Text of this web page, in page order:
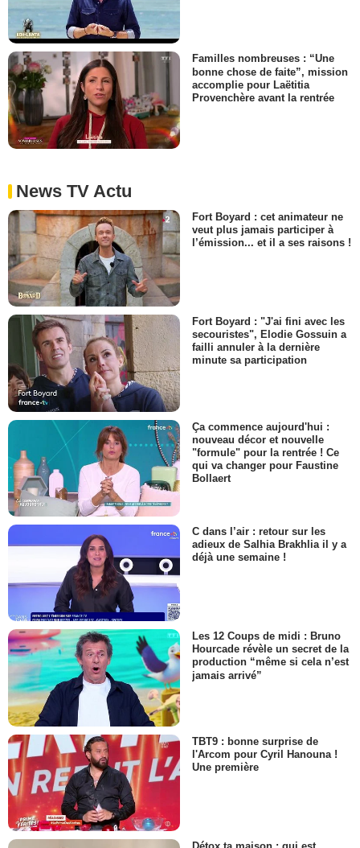
Familles nombreuses : “Une
bonne chose de faite”, mission
accomplie pour Laëtitia
Provenchère avant la rentrée
News TV Actu
Fort Boyard : cet animateur ne
veut plus jamais participer à
l’émission... et il a ses raisons !
Fort Boyard : "J'ai fini avec les
secouristes", Elodie Gossuin a
failli annuler à la dernière
minute sa participation
Ça commence aujourd'hui :
nouveau décor et nouvelle
"formule" pour la rentrée ! Ce
qui va changer pour Faustine
Bollaert
C dans l’air : retour sur les
adieux de Salhia Brakhlia il y a
déjà une semaine !
Les 12 Coups de midi : Bruno
Hourcade révèle un secret de la
production “même si cela n’est
jamais arrivé”
TBT9 : bonne surprise de
l'Arcom pour Cyril Hanouna !
Une première